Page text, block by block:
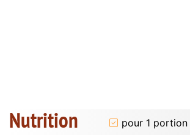
Nutrition pour 1 portion